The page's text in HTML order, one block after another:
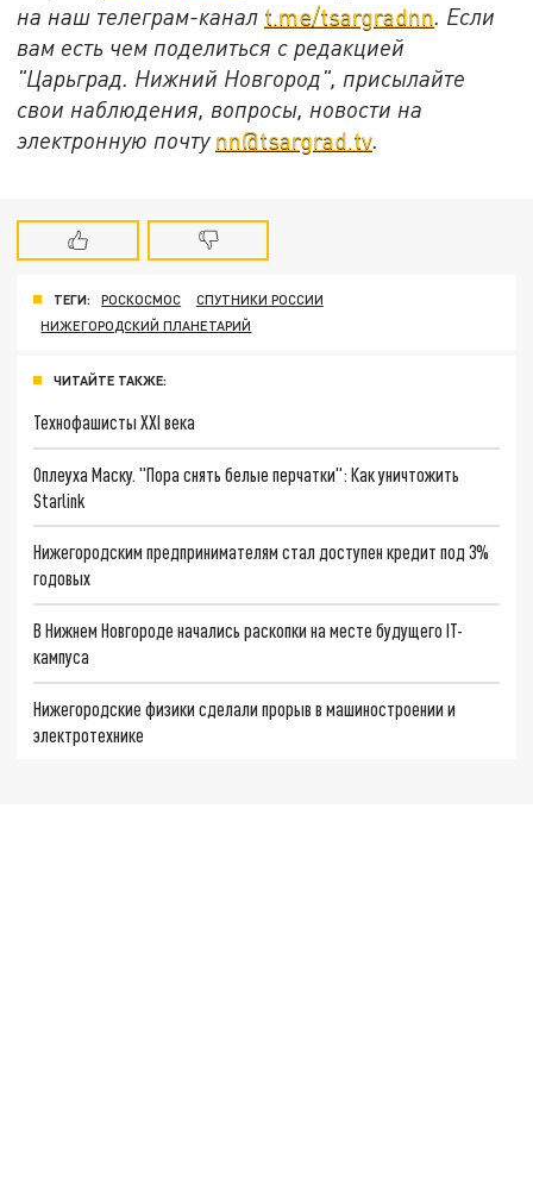
на наш телеграм-канал t.me/tsargradnn . Если
вам есть чем поделиться с редакцией
"Царьград. Нижний Новгород", присылайте
свои наблюдения, вопросы, новости на
электронную почту nn@tsargrad.tv
ТЕГИ: РОСКОСМОС
СПУТНИКИ РОССИИ
НИЖЕГОРОДСКИЙ ПЛАНЕТАРИЙ
ЧИТАЙТЕ ТАКЖЕ:
Технофашисты XXI века
Оплеуха Маску. "Пора снять белые перчатки": Как уничтожить
Starlink
Нижегородским предпринимателям стал доступен кредит под 3%
годовых
В Нижнем Новгороде начались раскопки на месте будущего IT-
кампуса
Нижегородские физики сделали прорыв в машиностроении и
электротехнике